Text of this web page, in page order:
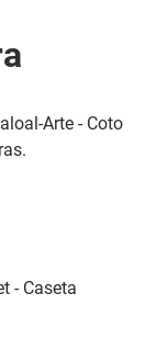
Arte - Coto
- Caseta